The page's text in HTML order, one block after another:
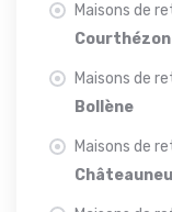
Maisons de
Courthézon
Maisons de
Bollène
Maisons de